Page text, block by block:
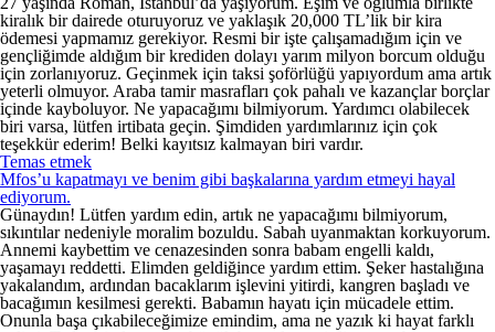
kiralık bir dairede oturuyoruz ve yaklaşık 20,000 TL’lik bir kira
ödemesi yapmamız gerekiyor. Resmi bir işte çalışamadığım için ve
gençliğimde aldığım bir krediden dolayı yarım milyon borcum olduğu
için zorlanıyoruz. Geçinmek için taksi şoförlüğü yapıyordum ama artık
yeterli olmuyor. Araba tamir masrafları çok pahalı ve kazançlar borçlar
içinde kayboluyor. Ne yapacağımı bilmiyorum. Yardımcı olabilecek
biri varsa, lütfen irtibata geçin. Şimdiden yardımlarınız için çok
teşekkür ederim! Belki kayıtsız kalmayan biri vardır.
Temas etmek
Mfos’u kapatmayı ve benim gibi başkalarına yardım etmeyi hayal
ediyorum.
Günaydın! Lütfen yardım edin, artık ne yapacağımı bilmiyorum,
sıkıntılar nedeniyle moralim bozuldu. Sabah uyanmaktan korkuyorum.
Annemi kaybettim ve cenazesinden sonra babam engelli kaldı,
yaşamayı reddetti. Elimden geldiğince yardım ettim. Şeker hastalığına
yakalandım, ardından bacaklarım işlevini yitirdi, kangren başladı ve
bacağımın kesilmesi gerekti. Babamın hayatı için mücadele ettim.
Onunla başa çıkabileceğimize emindim, ama ne yazık ki hayat farklı